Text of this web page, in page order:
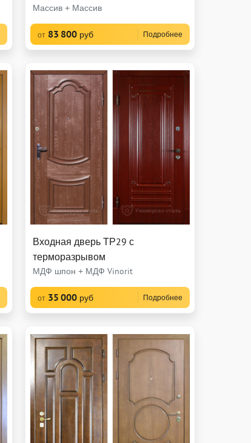
Массив + Массив
от 83 800 руб Подробнее
Входная дверь ТР29 с
терморазрывом
МДФ шпон + МДФ Vinorit
от 35 000 руб Подробнее